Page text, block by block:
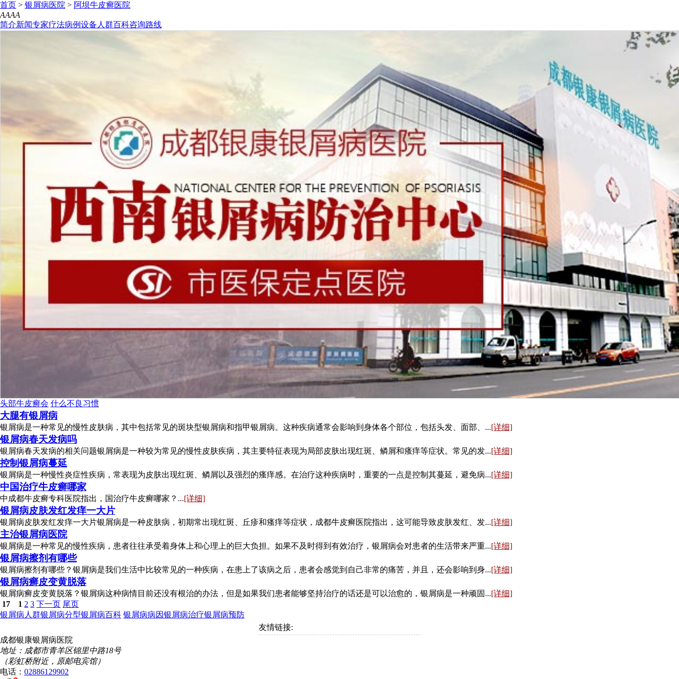
首页 > 银屑病医院 > 阿坝牛皮癣医院
AAAA
简介新闻专家疗法病例设备 人群百科咨询路线
头部牛皮癣会 什么不良习惯
大腿有银屑病
银屑病是一种常见的慢性皮肤病，其中包括常见的斑块型银屑病和指甲银屑病。这种疾病通常会影响到身体各个部位，包括头发、面部、...[详细]
银屑病春天发病吗
银屑病春天发病的相关问题银屑病是一种较为常见的慢性皮肤疾病，其主要特征表现为局部皮肤出现红斑、鳞屑和瘙痒等症状。常见的发...[详细]
控制银屑病蔓延
银屑病是一种慢性炎症性疾病，常表现为皮肤出现红斑、鳞屑以及强烈的瘙痒感。在治疗这种疾病时，重要的一点是控制其蔓延，避免病...[详细]
中国治疗牛皮癣哪家
中成都牛皮癣专科医院指出，国治疗牛皮癣哪家？...[详细]
银屑病皮肤发红发痒一大片
银屑病皮肤发红发痒一大片银屑病是一种皮肤病，初期常出现红斑、丘疹和瘙痒等症状，成都牛皮癣医院指出，这可能导致皮肤发红、发...[详细]
主治银屑病医院
银屑病是一种常见的慢性疾病，患者往往承受着身体上和心理上的巨大负担。如果不及时得到有效治疗，银屑病会对患者的生活带来严重...[详细]
银屑病擦剂有哪些
银屑病擦剂有哪些？银屑病是我们生活中比较常见的一种疾病，在患上了该病之后，患者会感觉到自己非常的痛苦，并且，还会影响到身...[详细]
银屑病癣皮变黄脱落
银屑病癣皮变黄脱落？银屑病这种病情目前还没有根治的办法，但是如果我们患者能够坚持治疗的话还是可以治愈的，银屑病是一种顽固...[详细]
17
1 2 3 下一页 尾页
银屑病人群银屑病分型银屑病百科 银屑病病因银屑病治疗银屑病预防
友情链接:
成都银康银屑病医院
地址：成都市青羊区锦里中路18号
（彩虹桥附近，原邮电宾馆）
电话： 02886129902